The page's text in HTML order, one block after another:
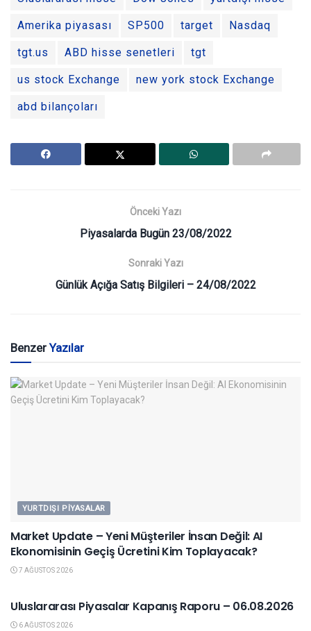
Amerika piyasası SP500 target Nasdaq
tgt.us ABD hisse senetleri tgt
us stock Exchange new york stock Exchange
abd bilançoları
Önceki Yazı
Piyasalarda Bugün 23/08/2022
Sonraki Yazı
Günlük Açığa Satış Bilgileri – 24/08/2022
BenzerYazılar
YURTDIŞI PIYASALAR
Market Update – Yeni Müşteriler İnsan Değil: AI
Ekonomisinin Geçiş Ücretini Kim Toplayacak?
7 AĞUSTOS 2026
Uluslararası Piyasalar Kapanış Raporu – 06.08.2026
6 AĞUSTOS 2026